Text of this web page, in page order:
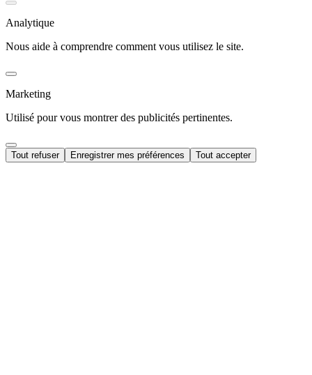
Analytique
Nous aide à comprendre comment vous utilisez le site.
Marketing
Utilisé pour vous montrer des publicités pertinentes.
Tout refuser Enregistrer mes préférences Tout accepter